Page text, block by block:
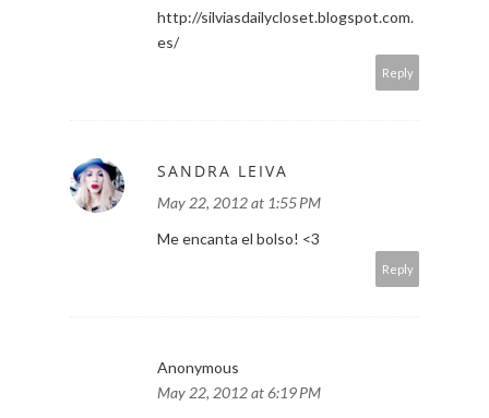
http://silviasdailycloset.blogspot.com.
es/
Reply
SANDRA LEIVA
May 22, 2012 at 1:55 PM
Me encanta el bolso! <3
Reply
Anonymous
May 22, 2012 at 6:19 PM